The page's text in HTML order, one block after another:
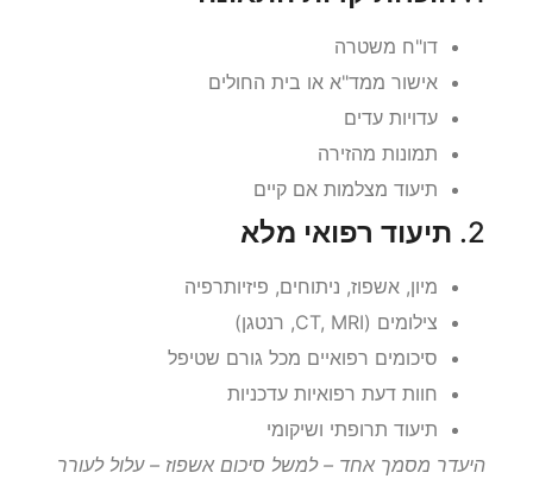
דו"ח משטרה
אישור ממד"א או בית החולים
עדויות עדים
תמונות מהזירה
תיעוד מצלמות אם קיים
2. תיעוד רפואי מלא
מיון, אשפוז, ניתוחים, פיזיותרפיה
צילומים (CT, MRI, רנטגן)
סיכומים רפואיים מכל גורם שטיפל
חוות דעת רפואיות עדכניות
תיעוד תרופתי ושיקומי
היעדר מסמך אחד – למשל סיכום אשפוז – עלול לעורר